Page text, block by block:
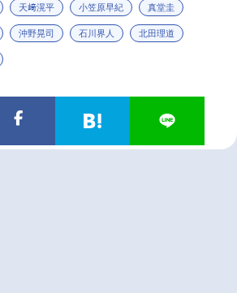
天﨑滉平 小笠原早紀 真堂圭
沖野晃司 石川界人 北田理道